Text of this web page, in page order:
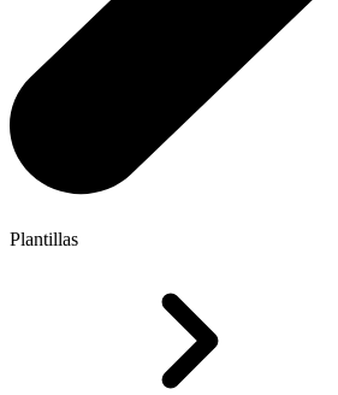
Plantillas